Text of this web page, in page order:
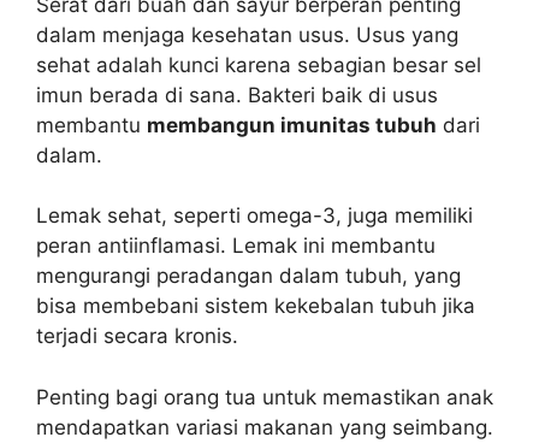
dalam menjaga kesehatan usus. Usus yang
sehat adalah kunci karena sebagian besar sel
imun berada di sana. Bakteri baik di usus
membantu membangun imunitas tubuh dari
dalam.
Lemak sehat, seperti omega-3, juga memiliki
peran antiinflamasi. Lemak ini membantu
mengurangi peradangan dalam tubuh, yang
bisa membebani sistem kekebalan tubuh jika
terjadi secara kronis.
Penting bagi orang tua untuk memastikan anak
mendapatkan variasi makanan yang seimbang.